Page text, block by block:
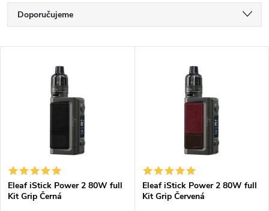
Ř
a
í
p
Doporučujeme
Nejprodávanější
s
Eleaf iStick Power 2 80W full
Kit Grip Černá
Eleaf iStick Power 2 80W full
Kit Grip Červená